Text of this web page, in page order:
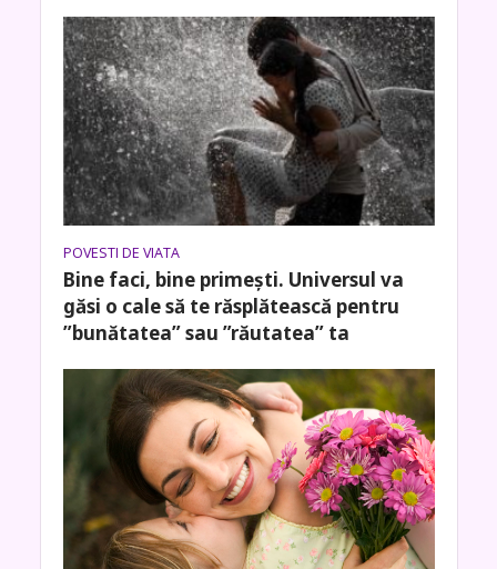
POVESTI DE VIATA
Bine faci, bine primești. Universul va
găsi o cale să te răsplătească pentru
”bunătatea” sau ”răutatea” ta